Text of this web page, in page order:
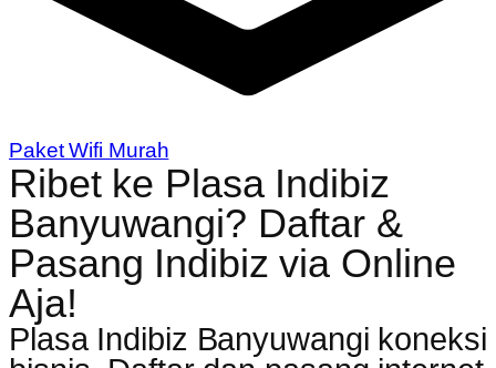
Paket Wifi Murah
Ribet ke Plasa Indibiz
Banyuwangi? Daftar &
Pasang Indibiz via Online
Aja!
Plasa Indibiz Banyuwangi koneksi